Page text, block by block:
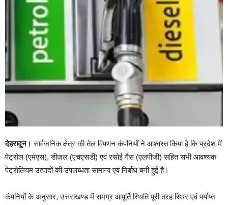
देहरादून। सार्वजनिक क्षेत्र की तेल विपणन कंपनियों ने आश्वस्त किया है कि प्रदेश में
पेट्रोल (एमएस), डीजल (एचएसडी) एवं रसोई गैस (एलपीजी) सहित सभी आवश्यक
पेट्रोलियम उत्पादों की उपलब्धता सामान्य एवं निर्बाध बनी हुई है।
कंपनियों के अनुसार, उत्तराखण्ड में समग्र आपूर्ति स्थिति पूरी तरह स्थिर एवं पर्याप्त